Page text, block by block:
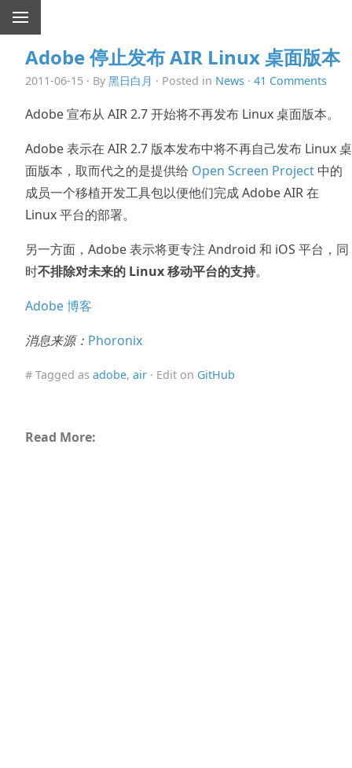
Adobe 停止发布 AIR Linux 桌面版本
2011-06-15 · By 黑日白月 · Posted in News · 41 Comments
Adobe 宣布从 AIR 2.7 开始将不再发布 Linux 桌面版本。
Adobe 表示在 AIR 2.7 版本发布中将不再自己发布 Linux 桌
面版本，取而代之的是提供给 Open Screen Project 中的
成员一个移植开发工具包以便他们完成 Adobe AIR 在
Linux 平台的部署。
另一方面，Adobe 表示将更专注 Android 和 iOS 平台，同
时不排除对未来的 Linux 移动平台的支持。
Adobe 博客
消息来源： Phoronix
# Tagged as adobe, air · Edit on GitHub
Read More: